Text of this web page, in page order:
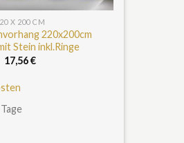
X 200 CM
220x200cm
Stein inkl.Ringe
17,56€